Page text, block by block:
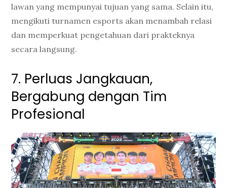
lawan yang mempunyai tujuan yang sama. Selain itu,
mengikuti turnamen esports akan menambah relasi
dan memperkuat pengetahuan dari prakteknya
secara langsung.
7. Perluas Jangkauan,
Bergabung dengan Tim
Profesional